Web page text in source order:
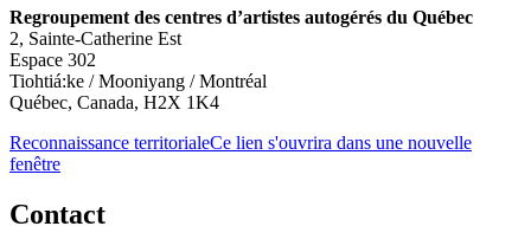
Regroupement des centres d’artistes autogérés du Québec
2, Sainte-Catherine Est
Espace 302
Tiohtiá:ke / Mooniyang / Montréal
Québec, Canada, H2X 1K4
Reconnaissance territorialeCe lien s'ouvrira dans une nouvelle
fenêtre
Contact